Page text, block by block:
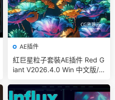
AE插件
紅巨星粒子套裝AE插件 Red G
iant V2026.4.0 Win 中文版/
gic Bullet + VFX Suit